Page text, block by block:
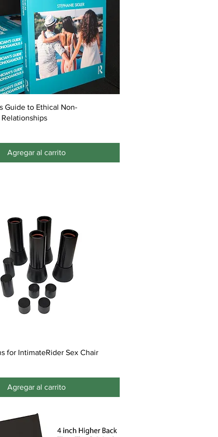
Guide to Ethical Non-
Agregar al carrito
for IntimateRider Sex Chair
Agregar al carrito